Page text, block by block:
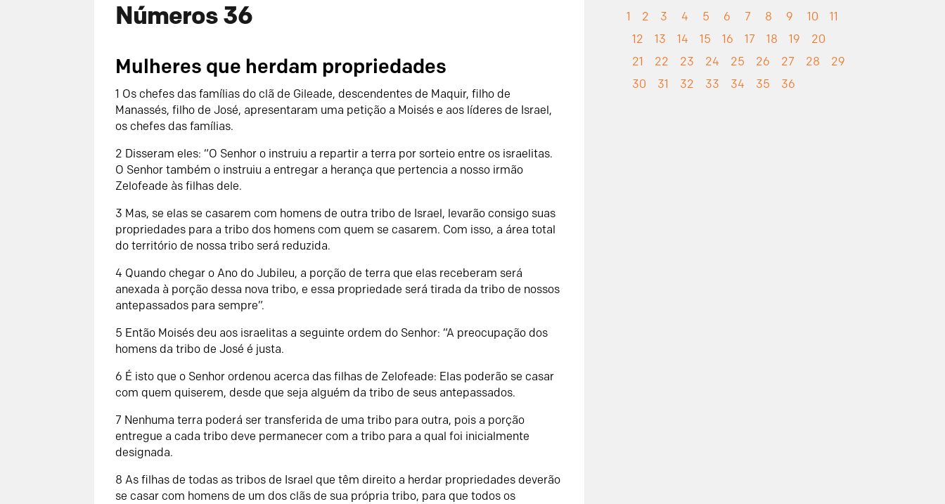
Números 36
Mulheres que herdam propriedades
1 Os chefes das famílias do clã de Gileade, descendentes de Maquir, filho de
Manassés, filho de José, apresentaram uma petição a Moisés e aos líderes de Israel,
os chefes das famílias.
2 Disseram eles: “O Senhor o instruiu a repartir a terra por sorteio entre os israelitas.
O Senhor também o instruiu a entregar a herança que pertencia a nosso irmão
Zelofeade às filhas dele.
3 Mas, se elas se casarem com homens de outra tribo de Israel, levarão consigo suas
propriedades para a tribo dos homens com quem se casarem. Com isso, a área total
do território de nossa tribo será reduzida.
4 Quando chegar o Ano do Jubileu, a porção de terra que elas receberam será
anexada à porção dessa nova tribo, e essa propriedade será tirada da tribo de nossos
antepassados para sempre”.
5 Então Moisés deu aos israelitas a seguinte ordem do Senhor: “A preocupação dos
homens da tribo de José é justa.
6 É isto que o Senhor ordenou acerca das filhas de Zelofeade: Elas poderão se casar
com quem quiserem, desde que seja alguém da tribo de seus antepassados.
7 Nenhuma terra poderá ser transferida de uma tribo para outra, pois a porção
entregue a cada tribo deve permanecer com a tribo para a qual foi inicialmente
designada.
8 As filhas de todas as tribos de Israel que têm direito a herdar propriedades deverão
se casar com homens de um dos clãs de sua própria tribo, para que todos os
1 2 3 4 5 6 7 8 9 10
11
12
13 14 15 16 17 18 19
20
21
22 23 24 25 26 27 28
29
30
31 32 33 34 35 36